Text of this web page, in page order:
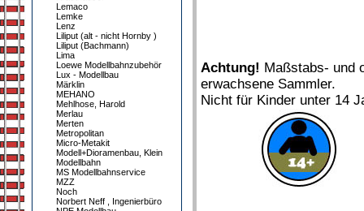
Lemaco
Lemke
Lenz
Liliput (alt - nicht Hornby )
Liliput (Bachmann)
Lima
Loewe Modellbahnzubehör
Lux - Modellbau
Märklin
MEHANO
Mehlhose, Harold
Merlau
Merten
Metropolitan
Micro-Metakit
Modell+Dioramenbau, Klein
Modellbahn
MS Modellbahnservice
MZZ
Noch
Norbert Neff , Ingenierbüro
Achtung! Maßstabs- und
erwachsene Sammler.
Nicht für Kinder unter 14